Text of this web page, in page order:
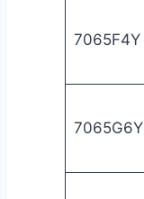
7065F4Y
7065G6Y